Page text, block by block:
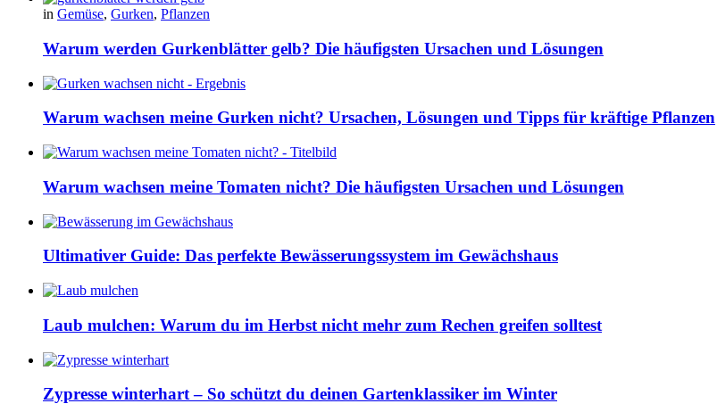
in Gemüse, Gurken, Pflanzen
Warum werden Gurkenblätter gelb? Die häufigsten Ursachen und Lösungen
Warum wachsen meine Gurken nicht? Ursachen, Lösungen und Tipps für kräftige Pflanzen
Warum wachsen meine Tomaten nicht? Die häufigsten Ursachen und Lösungen
Ultimativer Guide: Das perfekte Bewässerungssystem im Gewächshaus
Laub mulchen: Warum du im Herbst nicht mehr zum Rechen greifen solltest
Zypresse winterhart – So schützt du deinen Gartenklassiker im Winter